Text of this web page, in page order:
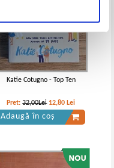
Katie Cotugno - Top Ten
Pret:32,00Lei 12,80 Lei
Adaugă în coș